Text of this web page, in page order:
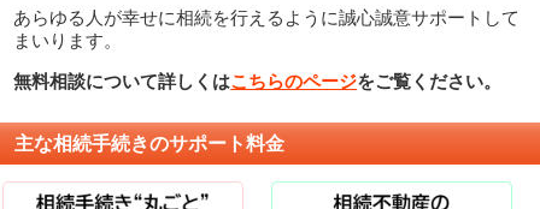
あらゆる人が幸せに相続を行えるように誠心誠意サポートして
まいります。
無料相談について詳しくはこちらのページをご覧ください。
主な相続手続きのサポート料金